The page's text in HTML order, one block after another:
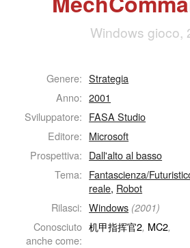
Windows gioco,
Genere: Strategia
Anno: 2001
Sviluppatore: FASA Studio
Editore: Microsoft
Prospettiva: Dall'alto al basso
Tema: Fantascienza/
reale, Robot
Rilasci: Windows (2001)
Conosciuto
anche come:
机甲指挥官2, MC2,